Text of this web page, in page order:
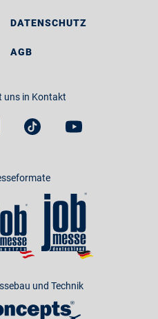
DATENSCHUTZ
AGB
uns in Kontakt
und Technik